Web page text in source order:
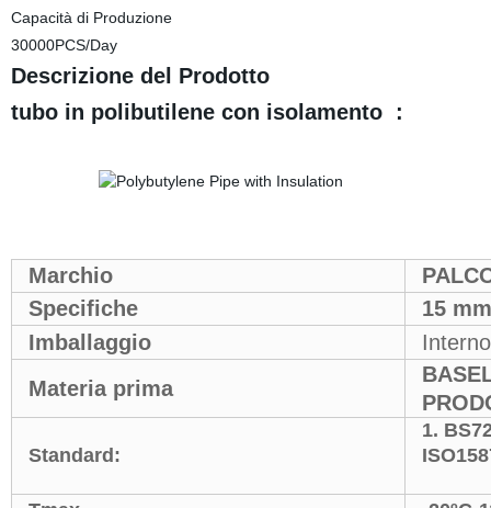
Capacità di Produzione
30000PCS/Day
Descrizione del Prodotto
tubo in polibutilene con isolamento :
Marchio
Specifiche
15
Imballaggio
Materia prima
Standard:
1.